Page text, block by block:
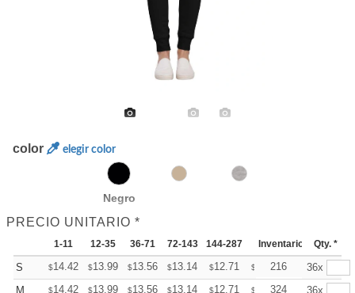
color elegir color
Negro
PRECIO UNITARIO *
1-11 12-35 36-71 72-143 144-287 288 + Mas
Inventario Qty. *
S $14.42 $13.99 $13.56 $13.14 $12.71 $ 12.50 +
216
36x
M
$14.42 $13.99 $13.56 $13.14 $12.71 $ 12.50
324
36x